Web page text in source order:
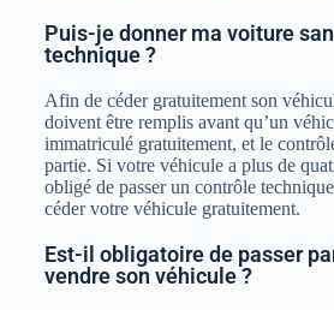
Puis-je donner ma voiture
technique ?
Afin de céder gratuitement son
doivent être remplis avant qu’un
immatriculé gratuitement, et le
partie. Si votre véhicule a plus de
obligé de passer un contrôle
céder votre véhicule gratuitement.
Est-il obligatoire de passer
vendre son véhicule ?